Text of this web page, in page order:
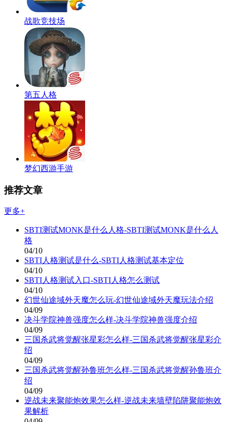
战歌竞技场
第五人格
梦幻西游手游
推荐文章
更多+
SBTI测试MONK是什么人格-SBTI测试MONK是什么人
格
04/10
SBTI人格测试是什么-SBTI人格测试基本定位
04/10
SBTI人格测试入口-SBTI人格怎么测试
04/10
幻世仙途域外天魔怎么玩-幻世仙途域外天魔玩法介绍
04/09
决斗学院神兽强度怎么样-决斗学院神兽强度介绍
04/09
三国杀武将觉醒张星彩怎么样-三国杀武将觉醒张星彩介
绍
04/09
三国杀武将觉醒孙鲁班怎么样-三国杀武将觉醒孙鲁班介
绍
04/09
逆战未来聚能炮效果怎么样-逆战未来墙壁陷阱聚能炮效
果解析